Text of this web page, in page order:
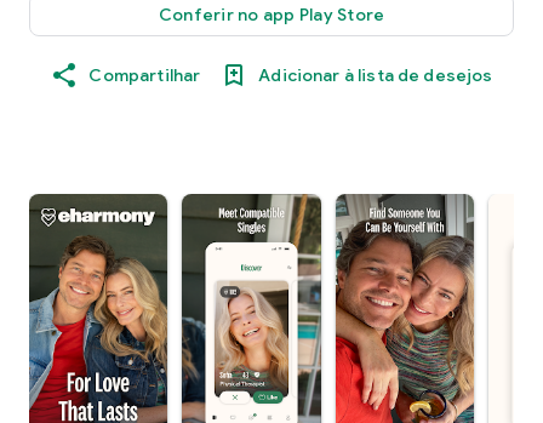
Conferir no app Play Store
Compartilhar Adicionar à lista de desejos